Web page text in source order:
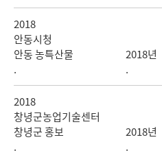
2018
안동시청
안동 농특산물
2018년
.
.
2018
창녕군농업기술센터
창녕군 홍보
2018년
.
.